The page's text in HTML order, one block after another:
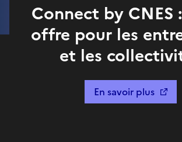
Connect by CNES
offre pour les
et les
En savoir plus